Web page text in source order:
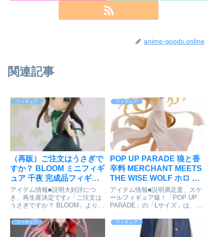
anime-goods.online
関連記事
フィギュア
（再販）ご注文はうさぎで
すか？ BLOOM ミニフィギ
ュア 千夜 完成品フィギュ
ア[プラム]が好評発売中
アイテム情報■説明大好評につ
き、再生産決定です♪「ご注文は
うさぎですか？ BLOOM」より、
夜’のミニフィギュアが登場！TV
アニメで活躍する”ラビットハウ
フィギュア
POP UP PARADE 狼と香
辛料 MERCHANT MEETS
THE WISE WOLF ホロ 豊
作ビジュアルVer. L size フ
ィギュア[グッドスマイル
カンパニー]が予約受付中
アイテム情報■説明満足度、スケ
ールフィギュア級！「POP UP
PARADE」の「Lサイズ」は、フ
お送りするフィギュアシリーズで
す。専用台座付属■サイズ全高：
フィギュア フィギュア